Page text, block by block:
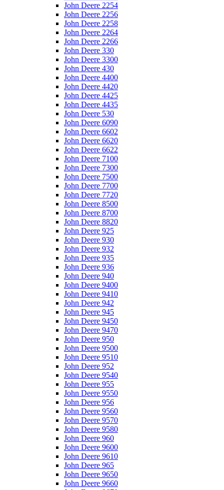
John Deere 2254
John Deere 2256
John Deere 2258
John Deere 2264
John Deere 2266
John Deere 330
John Deere 3300
John Deere 430
John Deere 4400
John Deere 4420
John Deere 4425
John Deere 4435
John Deere 530
John Deere 6090
John Deere 6602
John Deere 6620
John Deere 6622
John Deere 7100
John Deere 7300
John Deere 7500
John Deere 7700
John Deere 7720
John Deere 8500
John Deere 8700
John Deere 8820
John Deere 925
John Deere 930
John Deere 932
John Deere 935
John Deere 936
John Deere 940
John Deere 9400
John Deere 9410
John Deere 942
John Deere 945
John Deere 9450
John Deere 9470
John Deere 950
John Deere 9500
John Deere 9510
John Deere 952
John Deere 9540
John Deere 955
John Deere 9550
John Deere 956
John Deere 9560
John Deere 9570
John Deere 9580
John Deere 960
John Deere 9600
John Deere 9610
John Deere 965
John Deere 9650
John Deere 9660